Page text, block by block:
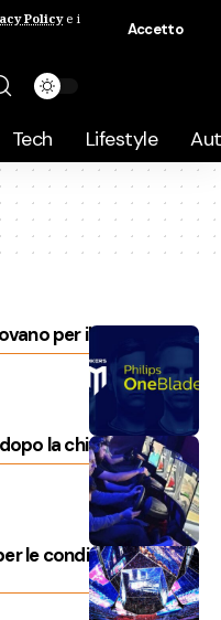
Policye i
Accetto
Tech Lifestyle
per il 2023
la chiusura
le condizioni di